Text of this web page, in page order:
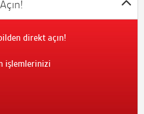
direkt açın!
işlemlerinizi